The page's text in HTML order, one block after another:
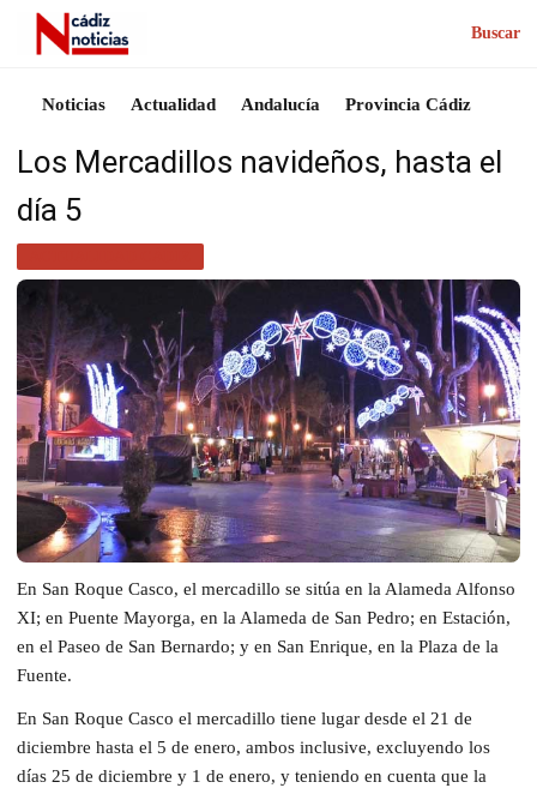
Buscar
Noticias Actualidad Andalucía Provincia Cádiz
Los Mercadillos navideños, hasta el
día 5
En San Roque Casco, el mercadillo se sitúa en la Alameda Alfonso
XI; en Puente Mayorga, en la Alameda de San Pedro; en Estación,
en el Paseo de San Bernardo; y en San Enrique, en la Plaza de la
Fuente.
En San Roque Casco el mercadillo tiene lugar desde el 21 de
diciembre hasta el 5 de enero, ambos inclusive, excluyendo los
días 25 de diciembre y 1 de enero, y teniendo en cuenta que la